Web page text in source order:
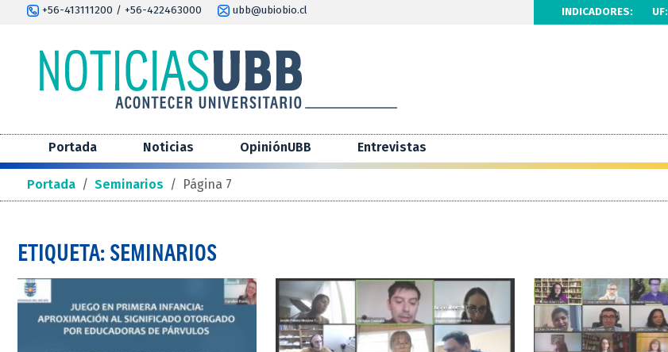
+56-413111200 / +56-422463000 ubb@ubiobio.cl INDICADORES: UF:
Portada Noticias OpiniónUBB Entrevistas
Portada / Seminarios / Página 7
ETIQUETA: SEMINARIOS